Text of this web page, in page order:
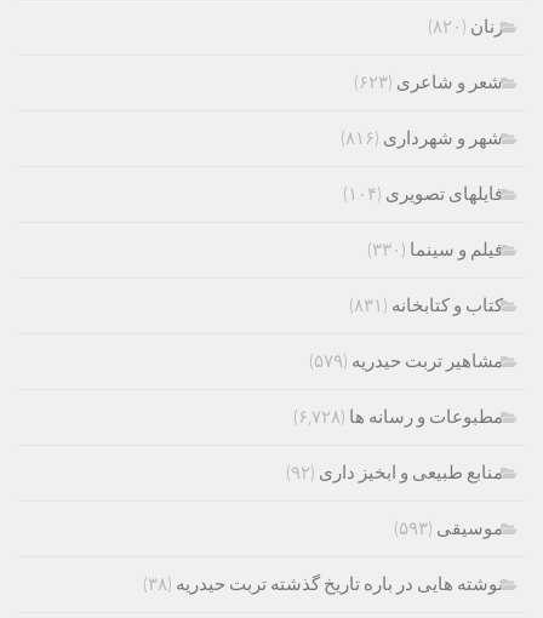
زنان (۸۲۰)
شعر و شاعری (۶۲۳)
شهر و شهرداری (۸۱۶)
فایلهای تصویری (۱۰۴)
فیلم و سینما (۳۳۰)
کتاب و کتابخانه (۸۳۱)
مشاهیر تربت حیدریه (۵۷۹)
مطبوعات و رسانه ها (۶,۷۲۸)
منابع طبیعی و ابخیز داری (۹۲)
موسیقی (۵۹۳)
نوشته هایی در باره تاریخ گذشته تربت حیدریه (۳۸)